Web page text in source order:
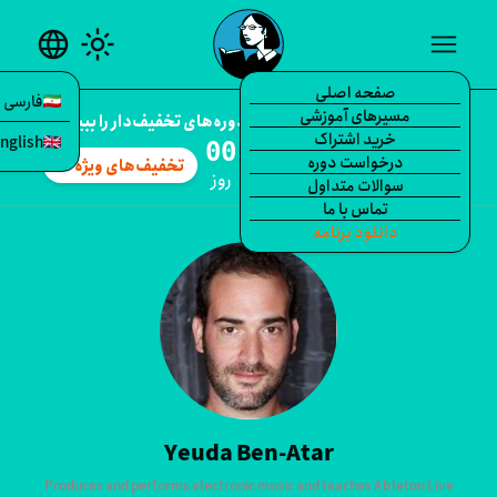
صفحه اصلی
مسیرهای آموزشی
خرید اشتراک
درخواست دوره
سوالات متداول
تماس با ما
دانلود برنامه
language
فارسی
English
تخفیف ویژه همین الان — دوره‌های تخفیف‌دار را ببینید.
روز
:
ساعت
:
دقیقه
:
تخفیف‌های ویژهarrow_forward
Yeuda Ben-Atar
Produces and performs electronic music and teaches Ableton